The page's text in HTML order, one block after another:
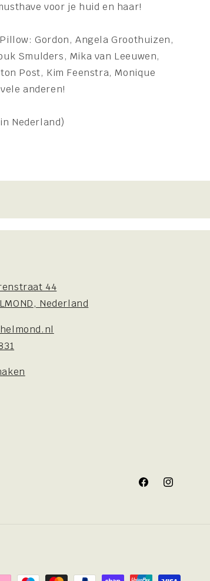
voor je huid en haar!
Gordon, Angela Groothuizen,
Smulders, Mika van Leeuwen,
Post, Kim Feenstra, Monique
anderen!
Nederland)
44
Nederland
FacebookInstagram